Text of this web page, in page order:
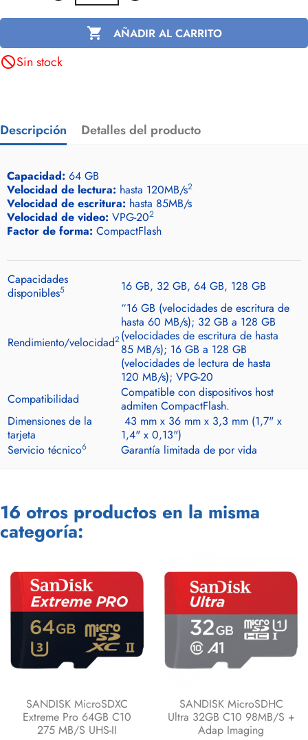
 AÑADIR AL CARRITO
not_interestedSin stock
Descripción Detalles del producto
Capacidad: 64 GB
Velocidad de lectura: hasta 120MB/s2
Velocidad de escritura: hasta 85MB/s
Velocidad de video: VPG-202
Factor de forma: CompactFlash
Capacidades
disponibles5 16 GB, 32 GB, 64 GB, 128 GB
Rendimiento/velocidad2
“16 GB (velocidades de escritura de
hasta 60 MB/s); 32 GB a 128 GB
(velocidades de escritura de hasta
85 MB/s); 16 GB a 128 GB
(velocidades de lectura de hasta
120 MB/s); VPG-20
Compatibilidad
Compatible con dispositivos host
admiten CompactFlash.
Dimensiones de la
tarjeta
43 mm x 36 mm x 3,3 mm (1,7" x
1,4" x 0,13")
Servicio técnico6 Garantía limitada de por vida
16 otros productos en la misma
categoría:
SANDISK MicroSDXC
Extreme Pro 64GB C10
275 MB/s UHS-II
SANDISK MicroSDHC
Ultra 32GB C10 98MB/s +
Adap Imaging